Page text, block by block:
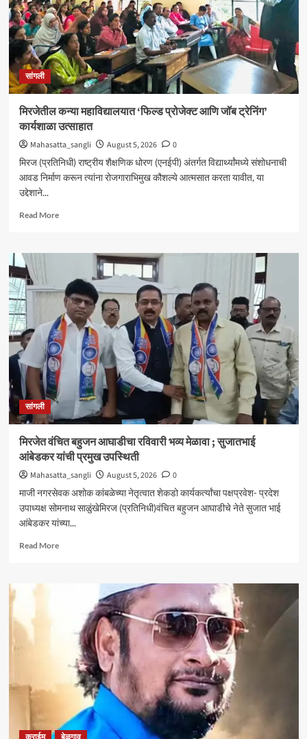
सांगली
मिरजेतील कन्या महाविद्यालयात ‘फिल्ड प्रोजेक्ट आणि जॉब ट्रेनिंग’
कार्यशाळा उत्साहात
Mahasatta_sangli August 5, 2026
0
मिरज (प्रतिनिधी) राष्ट्रीय शैक्षणिक धोरण (एनईपी) अंतर्गत विद्यार्थ्यांमध्ये संशोधनाची
आवड निर्माण करून त्यांना रोजगाराभिमुख कौशल्ये आत्मसात करता यावीत, या
उद्देशाने...
Read MoreRead
मिरजेतील
महाविद्यालयात
‘फिल्ड
प्रोजेक्ट
आणि
जॉब
ट्रेनिंग’
कार्यशाळा
उत्साहात
सांगली
मिरजेत वंचित बहुजन आघाडीचा रविवारी भव्य मेळावा ; सुजातभाई
आंबेडकर यांची प्रमुख उपस्थिती
Mahasatta_sangli August 5, 2026
0
माजी नगरसेवक अशोक कांबळेच्या नेतृत्वात शेकडो कार्यकर्त्यांचा पक्षप्रवेश- प्रदेश
उपाध्यक्ष सोमनाथ साळुंखेमिरज (प्रतिनिधी)वंचित बहुजन आघाडीचे नेते सुजात भाई
आंबेडकर यांच्या...
Read MoreRead
आघाडीचा
रविवारी
मेळावा
सुजातभाई
आंबेडकर
प्रमुख